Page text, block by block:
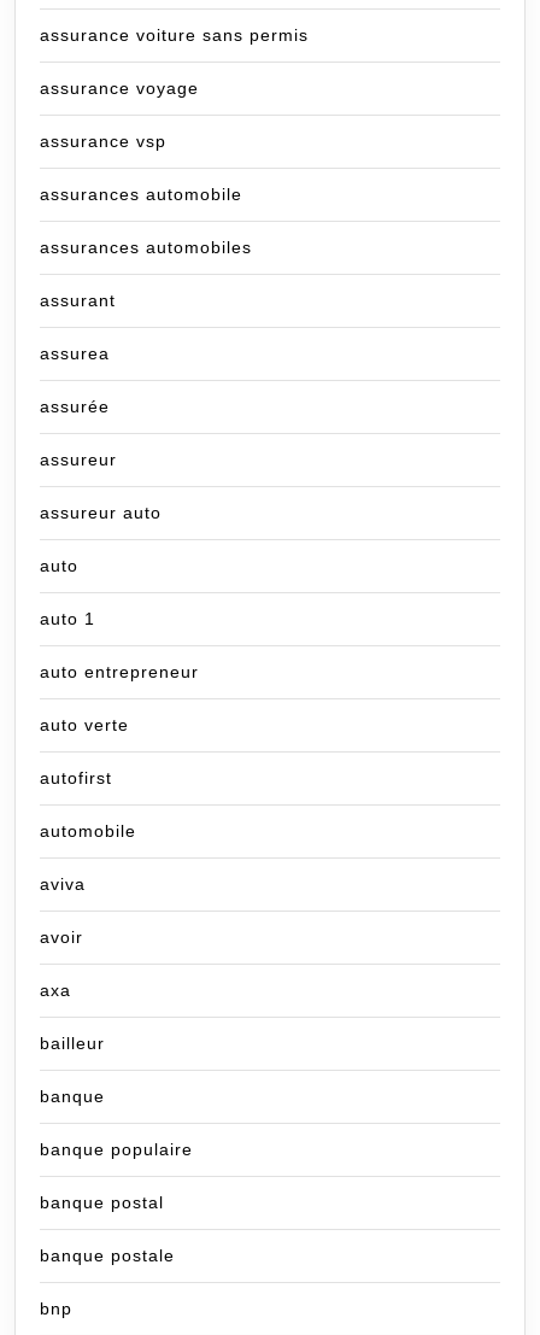
assurance voiture sans permis
assurance voyage
assurance vsp
assurances automobile
assurances automobiles
assurant
assurea
assurée
assureur
assureur auto
auto
auto 1
auto entrepreneur
auto verte
autofirst
automobile
aviva
avoir
axa
bailleur
banque
banque populaire
banque postal
banque postale
bnp